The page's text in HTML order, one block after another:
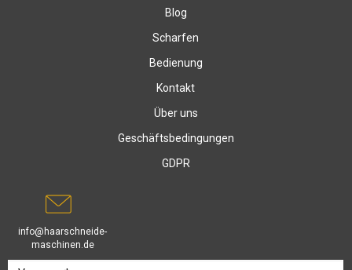
Blog
Scharfen
Bedienung
Kontakt
Über uns
Geschäftsbedingungen
GDPR
info@haarschneide-
maschinen.de